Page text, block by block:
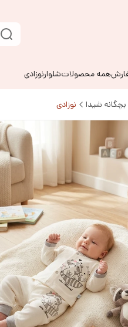
همه محصولاتشلوارنوزادی
شیدا نوزادی